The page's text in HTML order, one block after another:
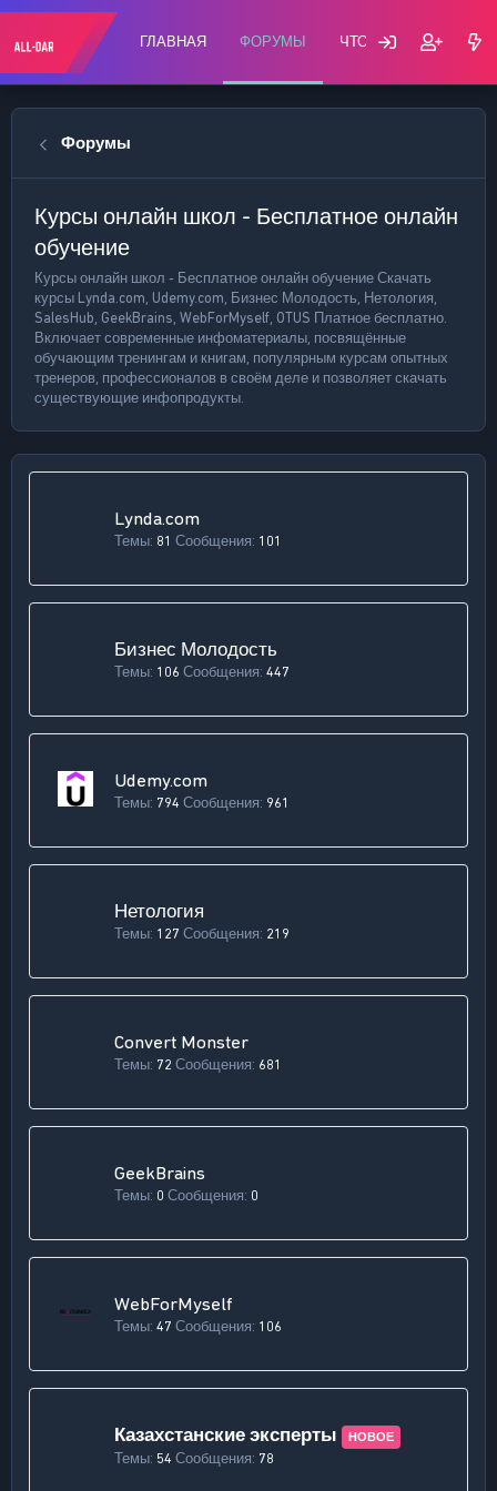
ГЛАВНАЯ ФОРУМЫ ЧТО НОВОГО?
Форумы
Курсы онлайн школ - Бесплатное онлайн
обучение
Курсы онлайн школ - Бесплатное онлайн обучение Скачать
курсы Lynda.com, Udemy.com, Бизнес Молодость, Нетология,
SalesHub, GeekBrains, WebForMyself, OTUS Платное бесплатно.
Включает современные инфоматериалы, посвящённые
обучающим тренингам и книгам, популярным курсам опытных
тренеров, профессионалов в своём деле и позволяет скачать
существующие инфопродукты.
Lynda.com
Темы 81 Сообщения 101
Бизнес Молодость
Темы 106 Сообщения 447
Udemy.com
Темы 794 Сообщения 961
Нетология
Темы 127 Сообщения 219
Convert Monster
Темы 72 Сообщения 681
GeekBrains
Темы 0 Сообщения 0
WebForMyself
Темы 47 Сообщения 106
Казахстанские эксперты НОВОЕ
Темы 54 Сообщения 78